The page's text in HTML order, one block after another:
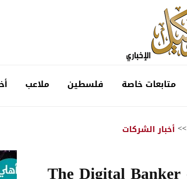
متابعات خاصة فلسطين ملاعب
>>أخبار الشركات